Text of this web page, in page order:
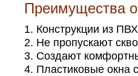
Преимущества
Конструкции из
Не пропускают
Создают
Пластиковые окна